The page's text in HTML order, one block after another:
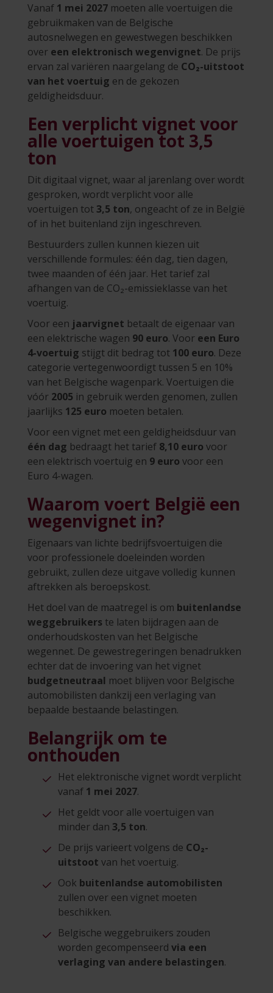
Vanaf 1 mei 2027 moeten alle voertuigen die
gebruikmaken van de Belgische
autosnelwegen en gewestwegen beschikken
over een elektronisch wegenvignet. De prijs
ervan zal variëren naargelang de CO₂-uitstoot
van het voertuig en de gekozen
geldigheidsduur.
Een verplicht vignet voor
alle voertuigen tot 3,5
ton
Dit digitaal vignet, waar al jarenlang over wordt
gesproken, wordt verplicht voor alle
voertuigen tot 3,5 ton, ongeacht of ze in België
of in het buitenland zijn ingeschreven.
Bestuurders zullen kunnen kiezen uit
verschillende formules: één dag, tien dagen,
twee maanden of één jaar. Het tarief zal
afhangen van de CO₂-emissieklasse van het
voertuig.
Voor een jaarvignet betaalt de eigenaar van
een elektrische wagen 90 euro. Voor een Euro
4-voertuig stijgt dit bedrag tot 100 euro. Deze
categorie vertegenwoordigt tussen 5 en 10%
van het Belgische wagenpark. Voertuigen die
vóór 2005 in gebruik werden genomen, zullen
jaarlijks 125 euro moeten betalen.
Voor een vignet met een geldigheidsduur van
één dag bedraagt het tarief 8,10 euro voor
een elektrisch voertuig en 9 euro voor een
Euro 4-wagen.
Waarom voert België een
wegenvignet in?
Eigenaars van lichte bedrijfsvoertuigen die
voor professionele doeleinden worden
gebruikt, zullen deze uitgave volledig kunnen
aftrekken als beroepskost.
Het doel van de maatregel is om buitenlandse
weggebruikers te laten bijdragen aan de
onderhoudskosten van het Belgische
wegennet. De gewestregeringen benadrukken
echter dat de invoering van het vignet
budgetneutraal moet blijven voor Belgische
automobilisten dankzij een verlaging van
bepaalde bestaande belastingen.
Belangrijk om te
onthouden
Het elektronische vignet wordt verplicht
vanaf 1 mei 2027.
Het geldt voor alle voertuigen van
minder dan 3,5 ton.
De prijs varieert volgens de CO₂-
uitstoot van het voertuig.
Ook buitenlandse automobilisten
zullen over een vignet moeten
beschikken.
Belgische weggebruikers zouden
worden gecompenseerd via een
verlaging van andere belastingen.